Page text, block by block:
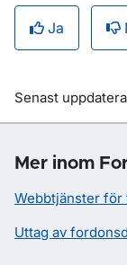
Ja
Om sidan
Senast
Mer inom
Webbtjänster
Uttag av